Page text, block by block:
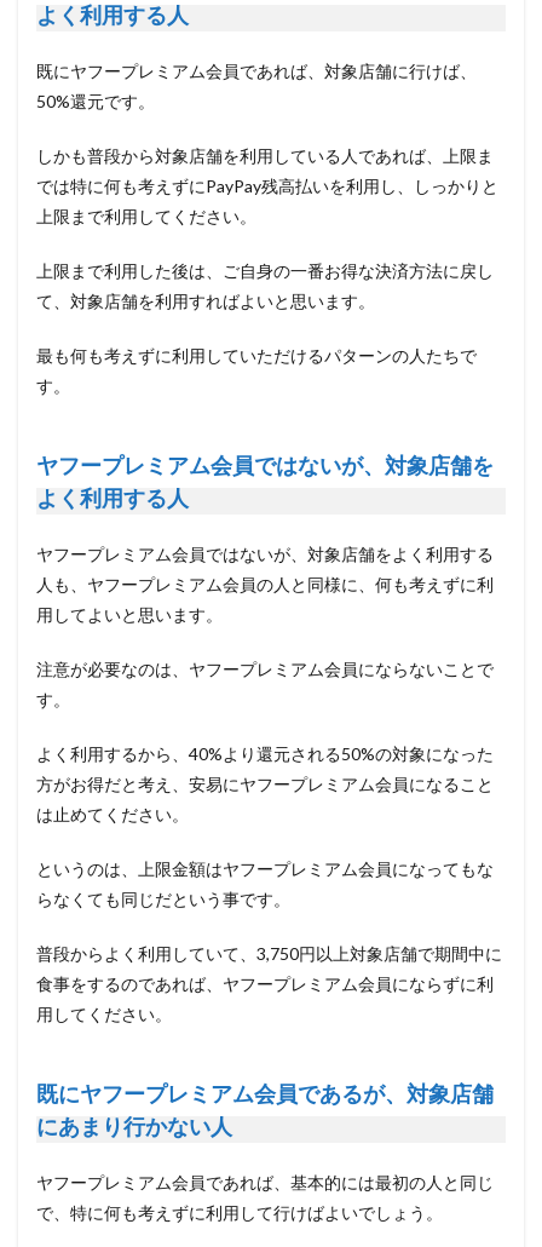
よく利用する人
既にヤフープレミアム会員であれば、対象店舗に行けば、
50%還元です。
しかも普段から対象店舗を利用している人であれば、上限ま
では特に何も考えずにPayPay残高払いを利用し、しっかりと
上限まで利用してください。
上限まで利用した後は、ご自身の一番お得な決済方法に戻し
て、対象店舗を利用すればよいと思います。
最も何も考えずに利用していただけるパターンの人たちで
す。
ヤフープレミアム会員ではないが、対象店舗を
よく利用する人
ヤフープレミアム会員ではないが、対象店舗をよく利用する
人も、ヤフープレミアム会員の人と同様に、何も考えずに利
用してよいと思います。
注意が必要なのは、 ヤフープレミアム会員にならないこと で
す。
よく利用するから、40%より還元される50%の対象になった
方がお得だと考え、安易にヤフープレミアム会員になること
は止めてください。
というのは、
上限金額はヤフープレミアム会員になってもな
らなくても同じだという事です。
普段からよく利用していて、3,750円以上対象店舗で期間中に
食事をするのであれば、ヤフープレミアム会員にならずに利
用してください。
既にヤフープレミアム会員であるが、対象店舗
にあまり行かない人
ヤフープレミアム会員であれば、基本的には最初の人と同じ
で、特に何も考えずに利用して行けばよいでしょう。